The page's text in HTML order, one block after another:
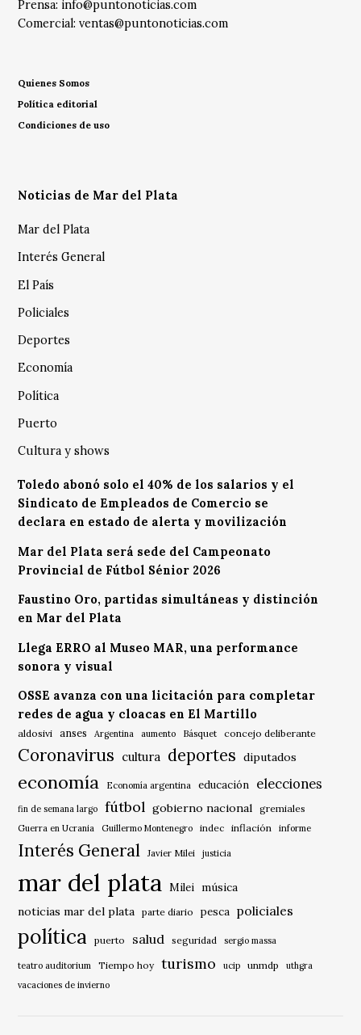
Prensa: info@puntonoticias.com
Comercial:ventas@puntonoticias.com
Quienes Somos
Política editorial
Condiciones de uso
Noticias de Mar del Plata
Mar del Plata
Interés General
El País
Policiales
Deportes
Economía
Política
Puerto
Cultura y shows
Toledo abonó solo el 40% de los salarios y el
Sindicato de Empleados de Comercio se
declara en estado de alerta y movilización
Mar del Plata será sede del Campeonato
Provincial de Fútbol Sénior 2026
Faustino Oro, partidas simultáneas y distinción
en Mar del Plata
Llega ERRO al Museo MAR, una performance
sonora y visual
OSSE avanza con una licitación para completar
redes de agua y cloacas en El Martillo
aldosivi anses Argentina aumento Básquet concejo deliberante
Coronavirus cultura deportes diputados
economía Economía argentina educación elecciones
fin de semana largo fútbol gobierno nacional gremiales
Guerra en Ucrania Guillermo Montenegro indec inflación informe
Interés General Javier Milei justicia
mar del plata Milei música
noticias mar del plata
parte diario pesca policiales
política puerto salud seguridad sergio massa
teatro auditorium Tiempo hoy turismo ucip unmdp
uthgra
vacaciones de invierno